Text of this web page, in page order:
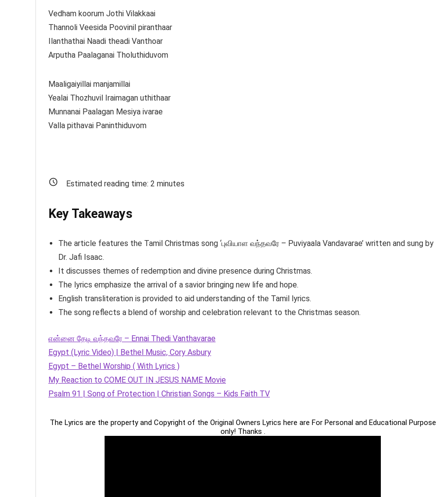
Vedham koorum Jothi Vilakkaai
Thannoli Veesida Poovinil piranthaar
Ilanthathai Naadi theadi Vanthoar
Arputha Paalaganai Tholuthiduvom
Maaligaiyillai manjamillai
Yealai Thozhuvil Iraimagan uthithaar
Munnanai Paalagan Mesiya ivarae
Valla pithavai Paninthiduvom
Estimated reading time: 2 minutes
Key Takeaways
The article features the Tamil Christmas song ‘புவியாள வந்தவரே – Puviyaala Vandavarae’ written and sung by
Dr. Jafi Isaac.
It discusses themes of redemption and divine presence during Christmas.
The lyrics emphasize the arrival of a savior bringing new life and hope.
English transliteration is provided to aid understanding of the Tamil lyrics.
The song reflects a blend of worship and celebration relevant to the Christmas season.
என்னை தேடி வந்தவரே – Ennai Thedi Vanthavarae
Egypt (Lyric Video) | Bethel Music, Cory Asbury
Egypt – Bethel Worship ( With Lyrics )
My Reaction to COME OUT IN JESUS NAME Movie
Psalm 91 | Song of Protection | Christian Songs – Kids Faith TV
The Lyrics are the property and Copyright of the Original Owners Lyrics here are For Personal and Educational Purpose
only! Thanks .